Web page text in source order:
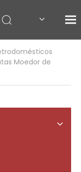
Moedor de